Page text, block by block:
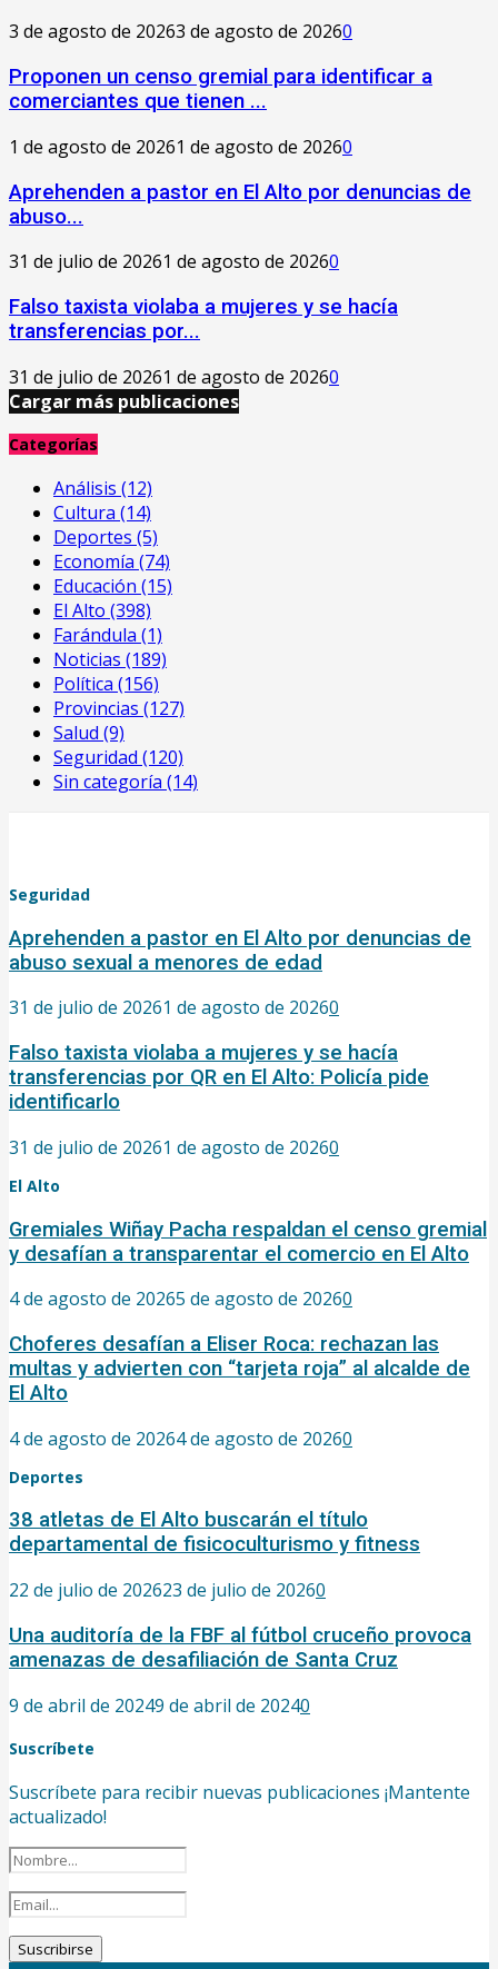
3 de agosto de 20263 de agosto de 20260
Proponen un censo gremial para identificar a
comerciantes que tienen ...
1 de agosto de 20261 de agosto de 20260
Aprehenden a pastor en El Alto por denuncias de
abuso...
31 de julio de 20261 de agosto de 20260
Falso taxista violaba a mujeres y se hacía
transferencias por...
31 de julio de 20261 de agosto de 20260
Cargar más publicaciones
Categorías
Análisis (12)
Cultura (14)
Deportes (5)
Economía (74)
Educación (15)
El Alto (398)
Farándula (1)
Noticias (189)
Política (156)
Provincias (127)
Salud (9)
Seguridad (120)
Sin categoría (14)
Seguridad
Aprehenden a pastor en El Alto por denuncias de
abuso sexual a menores de edad
31 de julio de 20261 de agosto de 20260
Falso taxista violaba a mujeres y se hacía
transferencias por QR en El Alto: Policía pide
identificarlo
31 de julio de 20261 de agosto de 20260
El Alto
Gremiales Wiñay Pacha respaldan el censo gremial
y desafían a transparentar el comercio en El Alto
4 de agosto de 20265 de agosto de 20260
Choferes desafían a Eliser Roca: rechazan las
multas y advierten con “tarjeta roja” al alcalde de
El Alto
4 de agosto de 20264 de agosto de 20260
Deportes
38 atletas de El Alto buscarán el título
departamental de fisicoculturismo y fitness
22 de julio de 202623 de julio de 20260
Una auditoría de la FBF al fútbol cruceño provoca
amenazas de desafiliación de Santa Cruz
9 de abril de 20249 de abril de 20240
Suscríbete
Suscríbete para recibir nuevas publicaciones ¡Mantente
actualizado!